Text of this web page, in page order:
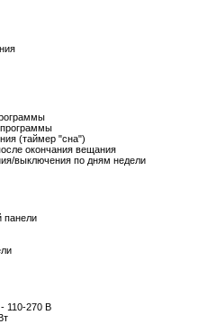
(таймер "сна")
окончания вещания
выключения по дням недели
панели
110-270 В